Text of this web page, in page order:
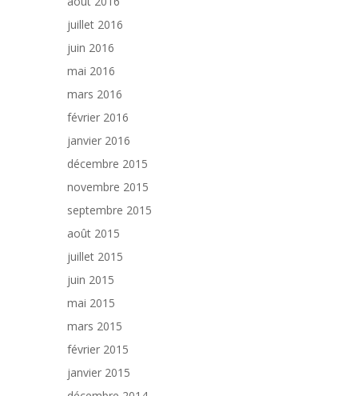
juillet 2016
juin 2016
mai 2016
mars 2016
février 2016
janvier 2016
décembre 2015
novembre 2015
septembre 2015
août 2015
juillet 2015
juin 2015
mai 2015
mars 2015
février 2015
janvier 2015